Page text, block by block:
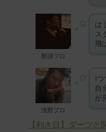
那須プロ
は
ス
飛
浅野プロ
1
自
が
【利き目】ダーツ